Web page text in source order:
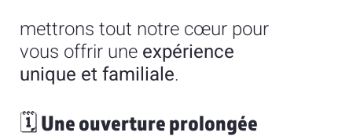
mettrons tout notre cœur pour
vous offrir une expérience
unique et familiale.
🗓️ Une ouverture prolongée